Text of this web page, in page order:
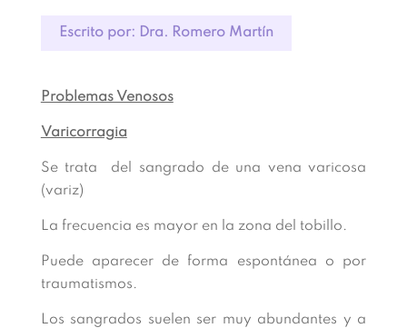
Escrito por: Dra. Romero Martín
Problemas Venosos
Varicorragia
Se trata del sangrado de una vena varicosa
(variz)
La frecuencia es mayor en la zona del tobillo.
Puede aparecer de forma espontánea o por
traumatismos.
Los sangrados suelen ser muy abundantes y a